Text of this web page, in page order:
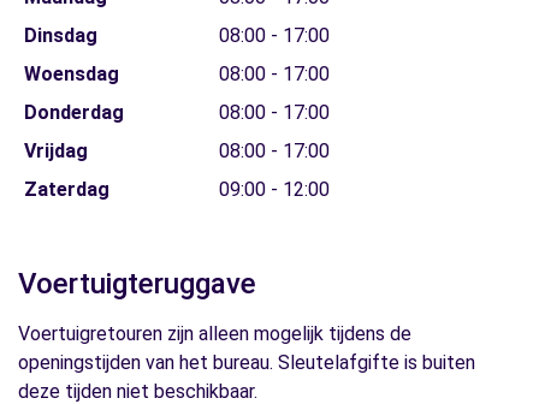
Dinsdag
08:00 - 17:00
Woensdag
08:00 - 17:00
Donderdag
08:00 - 17:00
Vrijdag
08:00 - 17:00
Zaterdag
09:00 - 12:00
Voertuigteruggave
Voertuigretouren zijn alleen mogelijk tijdens de
openingstijden van het bureau. Sleutelafgifte is buiten
deze tijden niet beschikbaar.